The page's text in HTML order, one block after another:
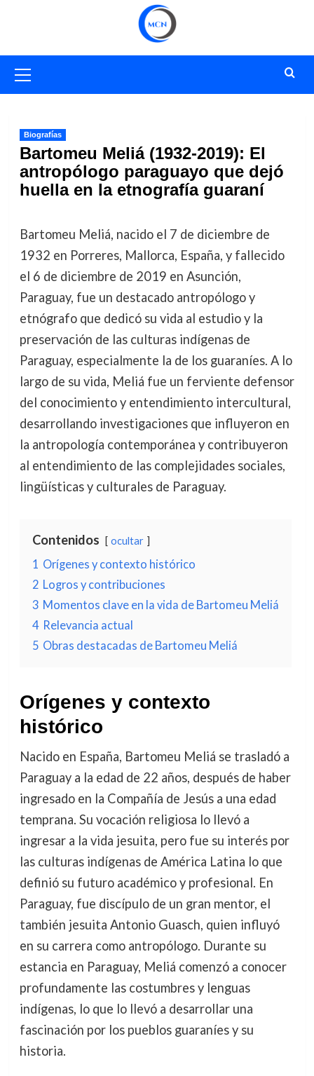
primario
Biografías
Bartomeu Meliá (1932-2019): El
antropólogo paraguayo que dejó
huella en la etnografía guaraní
Bartomeu Meliá, nacido el 7 de diciembre de
1932 en Porreres, Mallorca, España, y fallecido
el 6 de diciembre de 2019 en Asunción,
Paraguay, fue un destacado antropólogo y
etnógrafo que dedicó su vida al estudio y la
preservación de las culturas indígenas de
Paraguay, especialmente la de los guaraníes. A lo
largo de su vida, Meliá fue un ferviente defensor
del conocimiento y entendimiento intercultural,
desarrollando investigaciones que influyeron en
la antropología contemporánea y contribuyeron
al entendimiento de las complejidades sociales,
lingüísticas y culturales de Paraguay.
Contenidos ocultar
1 Orígenes y contexto histórico
2 Logros y contribuciones
3 Momentos clave en la vida de Bartomeu Meliá
4 Relevancia actual
5 Obras destacadas de Bartomeu Meliá
Orígenes y contexto
histórico
Nacido en España, Bartomeu Meliá se trasladó a
Paraguay a la edad de 22 años, después de haber
ingresado en la Compañía de Jesús a una edad
temprana. Su vocación religiosa lo llevó a
ingresar a la vida jesuita, pero fue su interés por
las culturas indígenas de América Latina lo que
definió su futuro académico y profesional. En
Paraguay, fue discípulo de un gran mentor, el
también jesuita Antonio Guasch, quien influyó
en su carrera como antropólogo. Durante su
estancia en Paraguay, Meliá comenzó a conocer
profundamente las costumbres y lenguas
indígenas, lo que lo llevó a desarrollar una
fascinación por los pueblos guaraníes y su
historia.